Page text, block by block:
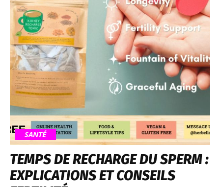
SANTÉ
TEMPS DE RECHARGE DU SPERM :
EXPLICATIONS ET CONSEILS